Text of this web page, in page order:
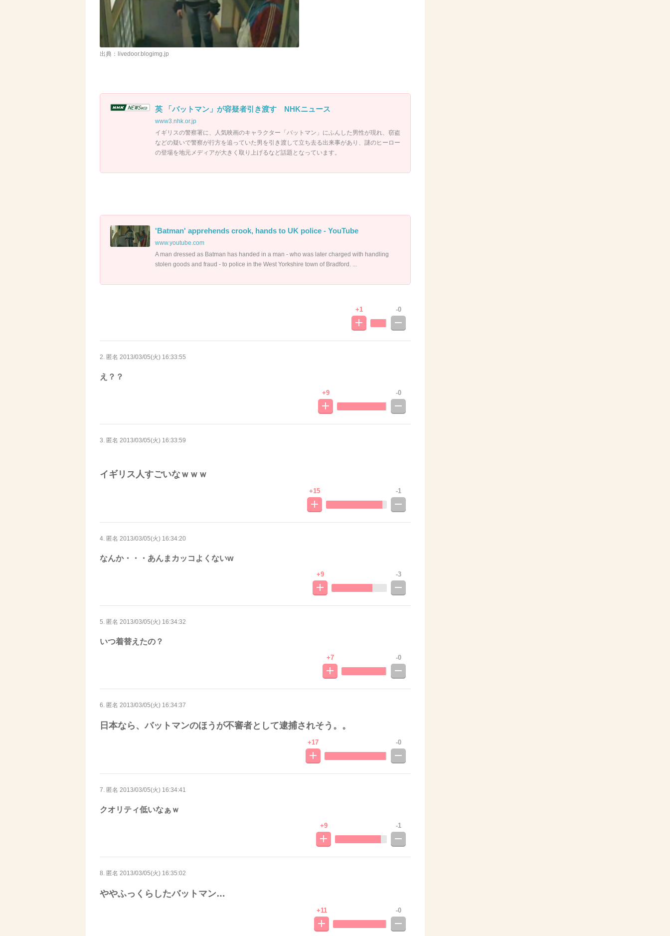
出典：livedoor.blogimg.jp
英 「バットマン」が容疑者引き渡す NHKニュース
www3.nhk.or.jp
イギリスの警察署に、人気映画のキャラクター「バットマン」にふんした男性が現れ、窃盗
などの疑いで警察が行方を追っていた男を引き渡して立ち去る出来事があり、謎のヒーロー
の登場を地元メディアが大きく取り上げるなど話題となっています。
'Batman' apprehends crook, hands to UK police - YouTube
www.youtube.com
A man dressed as Batman has handed in a man - who was later charged with handling
stolen goods and fraud - to police in the West Yorkshire town of Bradford. ...
+1 -0
2. 匿名 2013/03/05(火) 16:33:55
え？？
+9 -0
3. 匿名 2013/03/05(火) 16:33:59
イギリス人すごいなｗｗｗ
+15 -1
4. 匿名 2013/03/05(火) 16:34:20
なんか・・・あんまカッコよくないw
+9 -3
5. 匿名 2013/03/05(火) 16:34:32
いつ着替えたの？
+7 -0
6. 匿名 2013/03/05(火) 16:34:37
日本なら、バットマンのほうが不審者として逮捕されそう。。
+17 -0
7. 匿名 2013/03/05(火) 16:34:41
クオリティ低いなぁｗ
+9 -1
8. 匿名 2013/03/05(火) 16:35:02
ややふっくらしたバットマン…
+11 -0